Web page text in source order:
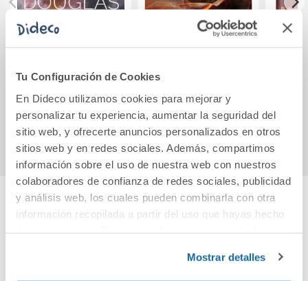
Tu Configuración de Cookies
En Dideco utilizamos cookies para mejorar y
personalizar tu experiencia, aumentar la seguridad del
sitio web, y ofrecerte anuncios personalizados en otros
sitios web y en redes sociales. Además, compartimos
información sobre el uso de nuestra web con nuestros
colaboradores de confianza de redes sociales, publicidad
y análisis web, los cuales pueden combinarla con otra
información recopilada a partir del uso que hayas hecho
Mostrar detalles
19,95€
Comprar
Presagio
21,90€
Comprar
Cuéntanos tu opinión
¡Sé el primero en valorar este producto!